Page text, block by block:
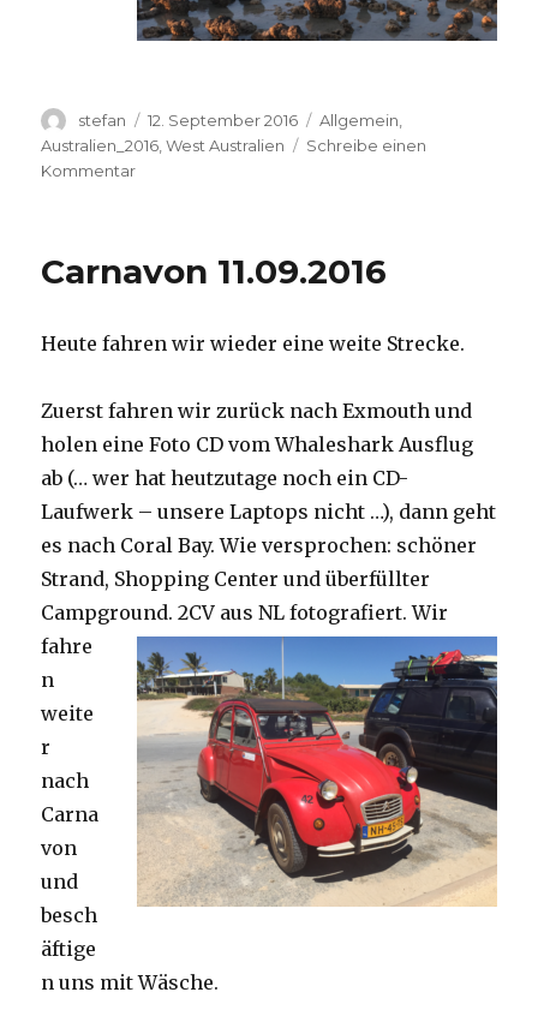
Autor
stefan
Veröffentlicht
am
12. September 2016 Kategorien
Allgemein
Australien_2016 ,West Australien
Schreibe einen
Kommentarzu
Carnavon 11.09.2016
Heute fahren wir wieder eine weite Strecke.
Zuerst fahren wir zurück nach Exmouth und
holen eine Foto CD vom Whaleshark Ausflug
ab (… wer hat heutzutage noch ein CD-
Laufwerk – unsere Laptops nicht …), dann geht
es nach Coral Bay. Wie versprochen: schöner
Strand, Shopping Center und überfüllter
Campground.2CV aus NL fotografiert. Wir
fahre
n
weite
r
nach
Carna
von
und
besch
äftige
n uns mit Wäsche.